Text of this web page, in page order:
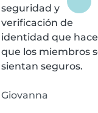
seguridad y
verificación de
identidad que
que los miembros
sientan seguros.
Giovanna